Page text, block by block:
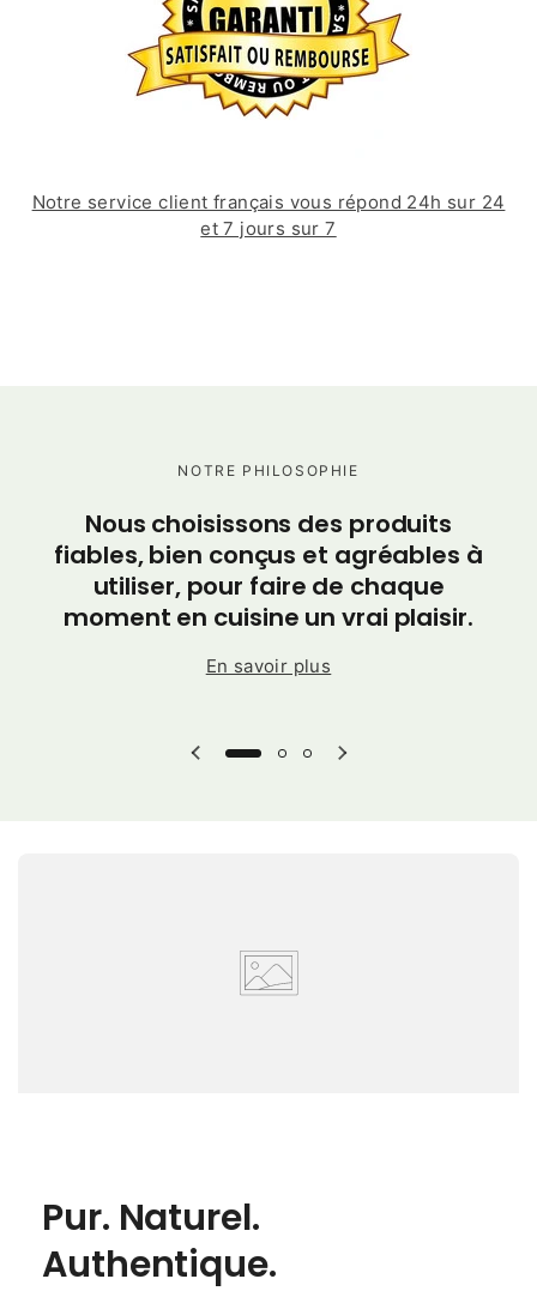
Notre service client français vous répond 24h sur 24
et 7 jours sur 7
NOTRE PHILOSOPHIE
Nous choisissons des produits
fiables, bien conçus et agréables à
utiliser, pour faire de chaque
moment en cuisine un vrai plaisir.
En savoir plus
Pur. Naturel.
Authentique.